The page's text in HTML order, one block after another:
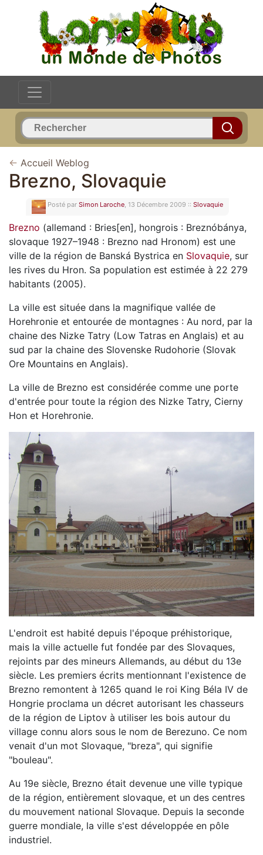
← Accueil Weblog
Brezno, Slovaquie
Posté parSimon Laroche, 13 Décembre 2009 ::Slovaquie
Brezno (allemand : Bries[en], hongrois : Breznóbánya,
slovaque 1927–1948 : Brezno nad Hronom) est une
ville de la région de Banská Bystrica en Slovaquie, sur
les rives du Hron. Sa population est estimée à 22 279
habitants (2005).
La ville est située dans la magnifique vallée de
Horehronie et entourée de montagnes : Au nord, par la
chaine des Nizke Tatry (Low Tatras en Anglais) et au
sud par la chaine des Slovenske Rudohorie (Slovak
Ore Mountains en Anglais).
La ville de Brezno est considérée comme une porte
d'entrée pour toute la région des Nizke Tatry, Cierny
Hon et Horehronie.
L'endroit est habité depuis l'époque préhistorique,
mais la ville actuelle fut fondée par des Slovaques,
rejoints par des mineurs Allemands, au début du 13e
siècle. Les premiers écrits mentionnant l'existence de
Brezno remontent à 1265 quand le roi King Béla IV de
Hongrie proclama un décret autorisant les chasseurs
de la région de Liptov à utiliser les bois autour du
village connu alors sous le nom de Berezuno. Ce nom
venait d'un mot Slovaque, "breza", qui signifie
"bouleau".
Au 19e siècle, Brezno était devenue une ville typique
de la région, entièrement slovaque, et un des centres
du mouvement national Slovaque. Depuis la seconde
guerre mondiale, la ville s'est développée en pôle
industriel.